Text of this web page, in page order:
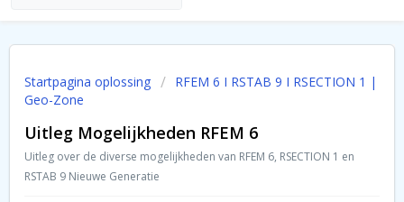
Startpagina oplossing
RFEM 6 I RSTAB 9 I RSECTION 1 |
Geo-Zone
Uitleg Mogelijkheden RFEM 6
Uitleg over de diverse mogelijkheden van RFEM 6, RSECTION 1 en
RSTAB 9 Nieuwe Generatie